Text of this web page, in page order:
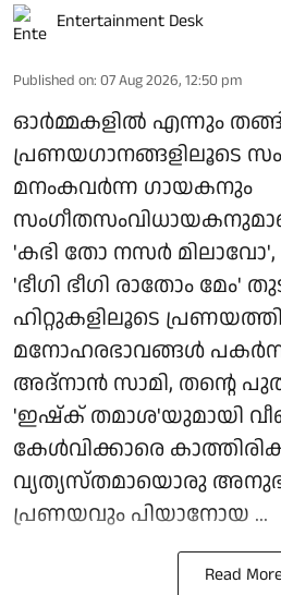
Entertainment Desk
Published on: 07 Aug 2026, 12:50 pm
ഓർമ്മകളിൽ എന്നും
പ്രണയഗാനങ്ങളിലൂടെ
മനംകവർന്ന ഗായകനും
'കഭി തോ നസർ മിലാവോ',
'ഭീഗി ഭീഗി രാതോം മേം'
ഹിറ്റുകളിലൂടെ
മനോഹരഭാവങ്ങൾ
അദ്നാൻ സാമി, തന്റെ
'ഇഷ്ക് തമാശ'യുമായി
കേൾവിക്കാരെ
വ്യത്യസ്തമായൊരു
പ്രണയവും പിയാനോയ ...
Read